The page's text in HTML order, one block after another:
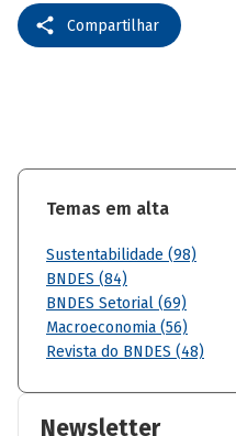
Compartilhar
Temas em alta
Sustentabilidade (98)
BNDES (84)
BNDES Setorial (69)
Macroeconomia (56)
Revista do BNDES (48)
Newsletter